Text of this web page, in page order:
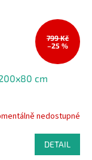
799 Kč
–25 %
cm
nedostupné
DETAIL